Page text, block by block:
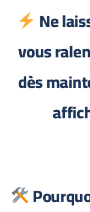
Ne
vous
dès